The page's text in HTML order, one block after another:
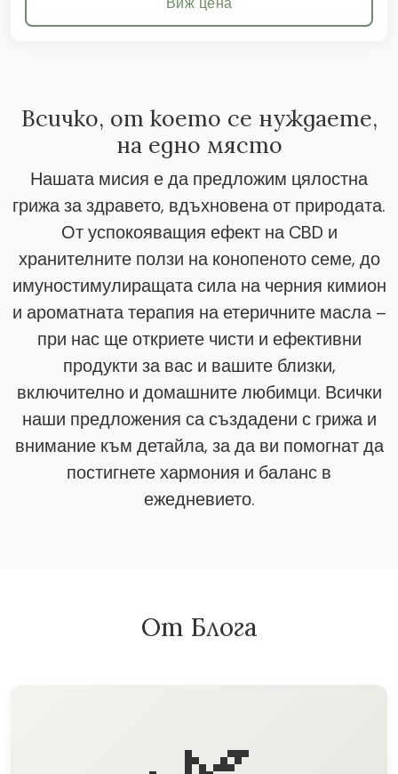
Всичко, от което се нуждаете,
на едно място
Нашата мисия е да предложим цялостна
грижа за здравето, вдъхновена от природата.
От успокояващия ефект на CBD и
хранителните ползи на конопеното семе, до
имуностимулиращата сила на черния кимион
и ароматната терапия на етеричните масла –
при нас ще откриете чисти и ефективни
продукти за вас и вашите близки,
включително и домашните любимци. Всички
наши предложения са създадени с грижа и
внимание към детайла, за да ви помогнат да
постигнете хармония и баланс в
ежедневието.
От Блога